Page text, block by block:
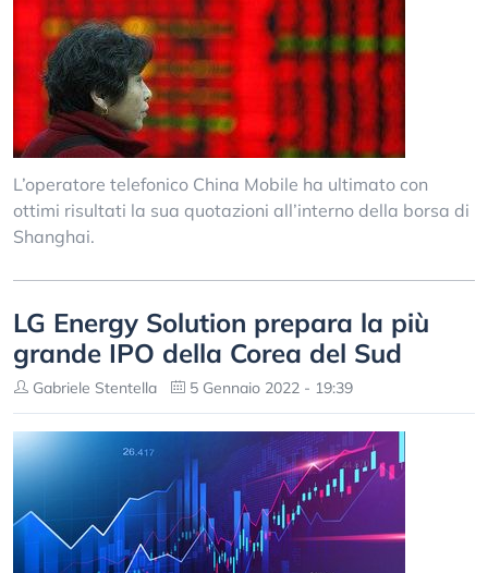
L’operatore telefonico China Mobile ha ultimato con
ottimi risultati la sua quotazioni all’interno della borsa di
Shanghai.
LG Energy Solution prepara la più
grande IPO della Corea del Sud
Gabriele Stentella 5 Gennaio 2022 - 19:39